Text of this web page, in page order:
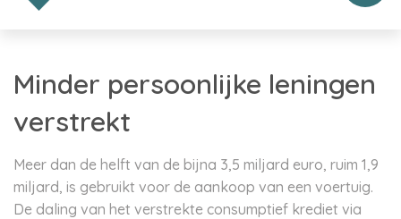
Minder persoonlijke leningen
verstrekt
Meer dan de helft van de bijna 3,5 miljard euro, ruim 1,9
miljard, is gebruikt voor de aankoop van een voertuig.
De daling van het verstrekte consumptief krediet via